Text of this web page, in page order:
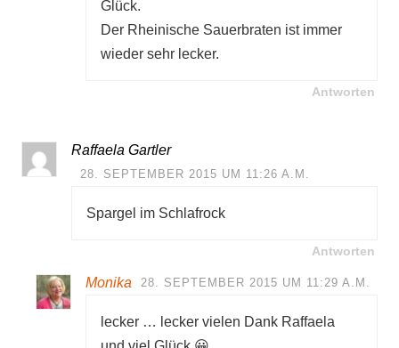
Glück.
Der Rheinische Sauerbraten ist immer
wieder sehr lecker.
Antworten
Raffaela Gartler
28. SEPTEMBER 2015 UM 11:26 A.M.
Spargel im Schlafrock
Antworten
Monika 28. SEPTEMBER 2015 UM 11:29 A.M.
lecker … lecker vielen Dank Raffaela